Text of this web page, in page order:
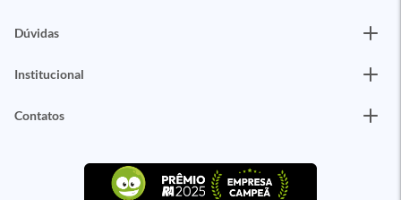
Dúvidas
Institucional
Contatos